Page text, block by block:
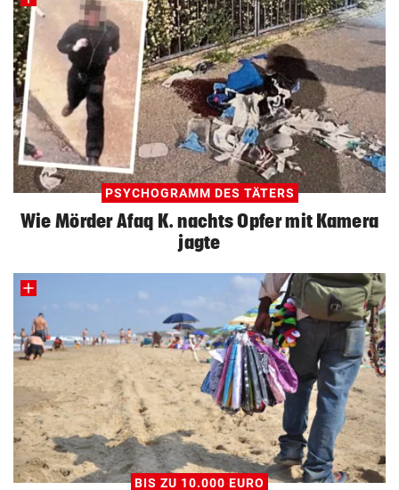
PSYCHOGRAMM DES TÄTERS
Wie Mörder Afaq K. nachts Opfer mit Kamera
jagte
BIS ZU 10.000 EURO